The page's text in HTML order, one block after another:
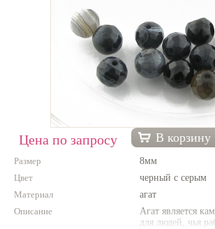
Эпоксидная смола
Шнуры, ленты, нитки
По темам и сезонам
Бисер TOHO
Нетемнеющая фурнитура
Всё для вышивки
Натуральные камни
Цена по запросу В корзину
Размер
8мм
Цвет
черный с серым
Материал
агат
Описание
Агат является
для людей, чья